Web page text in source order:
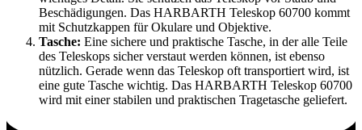
Beschädigungen. Das HARBARTH Teleskop 60700 kommt
mit Schutzkappen für Okulare und Objektive.
Tasche: Eine sichere und praktische Tasche, in der alle Teile
des Teleskops sicher verstaut werden können, ist ebenso
nützlich. Gerade wenn das Teleskop oft transportiert wird, ist
eine gute Tasche wichtig. Das HARBARTH Teleskop 60700
wird mit einer stabilen und praktischen Tragetasche geliefert.